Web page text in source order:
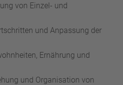
von Einzel- und
und Anpassung der
Ernährung und
und Organisation von